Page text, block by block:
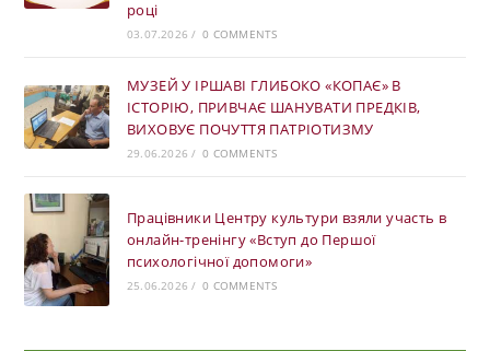
році
03.07.2026 / 0 COMMENTS
МУЗЕЙ У ІРШАВІ ГЛИБОКО «КОПАЄ» В
ІСТОРІЮ, ПРИВЧАЄ ШАНУВАТИ ПРЕДКІВ,
ВИХОВУЄ ПОЧУТТЯ ПАТРІОТИЗМУ
29.06.2026 / 0 COMMENTS
Працівники Центру культури взяли участь в
онлайн-тренінгу «Вступ до Першої
психологічної допомоги»
25.06.2026 / 0 COMMENTS